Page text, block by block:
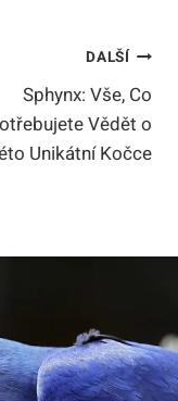
DALŠÍ
Sphynx: Vše, Co
Vědět o
Unikátní Kočce